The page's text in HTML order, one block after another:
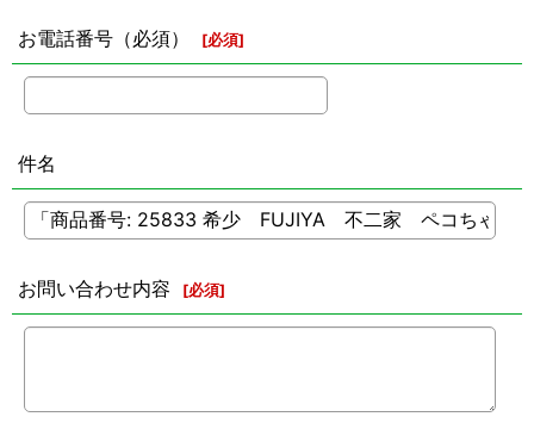
お電話番号（必須） [必須]
件名
お問い合わせ内容 [必須]